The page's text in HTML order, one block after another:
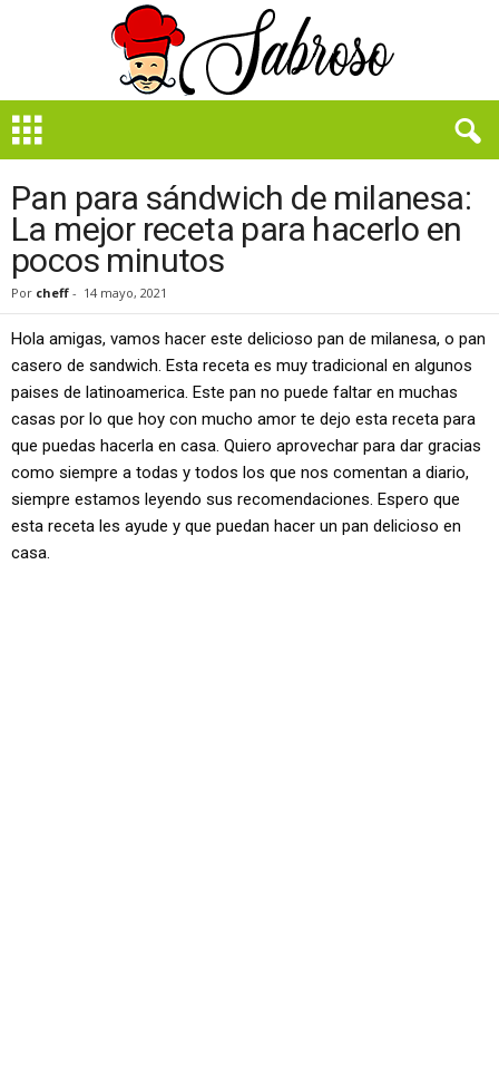
e
Pan para sándwich de milanesa:
La mejor receta para hacerlo en
pocos minutos
Por cheff - 14 mayo, 2021
Hola amigas, vamos hacer este delicioso pan de milanesa, o pan
casero de sandwich. Esta receta es muy tradicional en algunos
paises de latinoamerica. Este pan no puede faltar en muchas
casas por lo que hoy con mucho amor te dejo esta receta para
que puedas hacerla en casa. Quiero aprovechar para dar gracias
como siempre a todas y todos los que nos comentan a diario,
siempre estamos leyendo sus recomendaciones. Espero que
esta receta les ayude y que puedan hacer un pan delicioso en
casa.